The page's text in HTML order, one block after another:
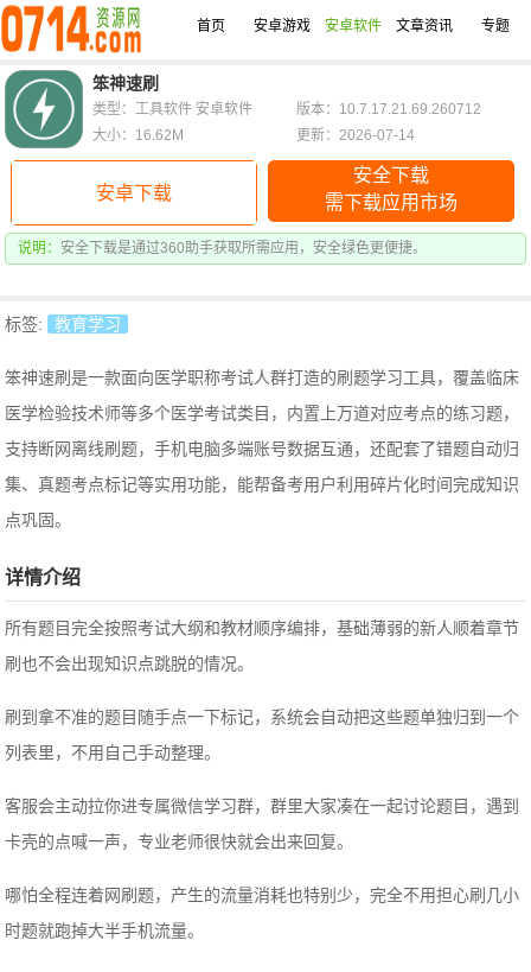
首页 安卓游戏 安卓软件 文章资讯 专题
笨神速刷
安卓下载
安全下载
需下载应用市场
说明： 安全下载是通过360助手获取所需应用，安全绿色更便捷。
类型：工具软件 安卓软件
版本：10.7.17.21.69.260712
大小：16.62M
更新：2026-07-14
标签: 教育学习
笨神速刷是一款面向医学职称考试人群打造的刷题学习工具，覆盖临床
医学检验技术师等多个医学考试类目，内置上万道对应考点的练习题，
支持断网离线刷题，手机电脑多端账号数据互通，还配套了错题自动归
集、真题考点标记等实用功能，能帮备考用户利用碎片化时间完成知识
点巩固。
详情介绍
所有题目完全按照考试大纲和教材顺序编排，基础薄弱的新人顺着章节
刷也不会出现知识点跳脱的情况。
刷到拿不准的题目随手点一下标记，系统会自动把这些题单独归到一个
列表里，不用自己手动整理。
客服会主动拉你进专属微信学习群，群里大家凑在一起讨论题目，遇到
卡壳的点喊一声，专业老师很快就会出来回复。
哪怕全程连着网刷题，产生的流量消耗也特别少，完全不用担心刷几小
时题就跑掉大半手机流量。